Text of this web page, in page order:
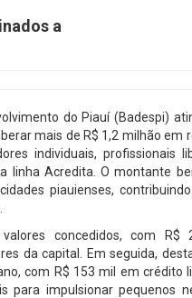
a
do Piauí (Badespi)
mais de R$ 1,2 milhão em
individuais, profissionais
linha Acredita. O montante
piauienses,
concedidos, com R$
da capital. Em seguida,
com R$ 153 mil em crédito
para impulsionar pequenos